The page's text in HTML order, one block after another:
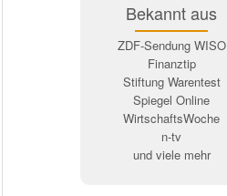
Bekannt aus
ZDF-Sendung WISO
Finanztip
Stiftung Warentest
Spiegel Online
WirtschaftsWoche
n-tv
und viele mehr